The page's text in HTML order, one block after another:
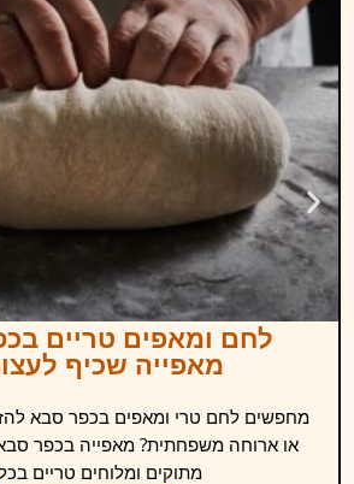
לחם ומאפים טריים
מאפייה שכיף
מחפשים לחם טרי ומאפים בכפר סבא
או ארוחה משפחתית? מאפייה בכפר
מתוקים ומלוחים טריים